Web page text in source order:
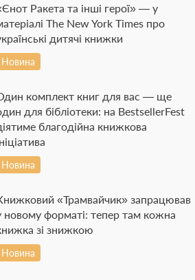
Ракета та інші герої» — у
The New York Times про
дитячі книжки
Новина
комплект книг для вас — ще
для бібліотеки: на BestsellerFest
благодійна книжкова
Новина
«Трамвайчик» запрацював
новому форматі: тепер там кожна
зі знижкою
Новина